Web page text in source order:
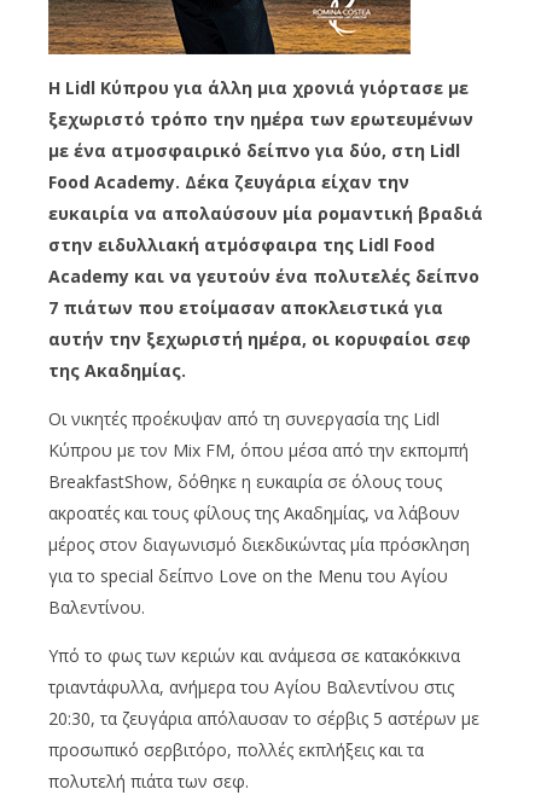
Η Lidl Κύπρου για άλλη μια χρονιά γιόρτασε με
ξεχωριστό τρόπο την ημέρα των ερωτευμένων
με ένα ατμοσφαιρικό δείπνο για δύο, στη Lidl
Food Academy. Δέκα ζευγάρια είχαν την
ευκαιρία να απολαύσουν μία ρομαντική βραδιά
στην ειδυλλιακή ατμόσφαιρα της Lidl Food
Academy και να γευτούν ένα πολυτελές δείπνο
7 πιάτων που ετοίμασαν αποκλειστικά για
αυτήν την ξεχωριστή ημέρα, οι κορυφαίοι σεφ
της Ακαδημίας.
Οι νικητές προέκυψαν από τη συνεργασία της Lidl
Κύπρου με τον Mix FM, όπου μέσα από την εκπομπή
BreakfastShow, δόθηκε η ευκαιρία σε όλους τους
ακροατές και τους φίλους της Ακαδημίας, να λάβουν
μέρος στον διαγωνισμό διεκδικώντας μία πρόσκληση
για το special δείπνο Love on the Menu του Αγίου
Βαλεντίνου.
Υπό το φως των κεριών και ανάμεσα σε κατακόκκινα
τριαντάφυλλα, ανήμερα του Αγίου Βαλεντίνου στις
20:30, τα ζευγάρια απόλαυσαν το σέρβις 5 αστέρων με
προσωπικό σερβιτόρο, πολλές εκπλήξεις και τα
πολυτελή πιάτα των σεφ.